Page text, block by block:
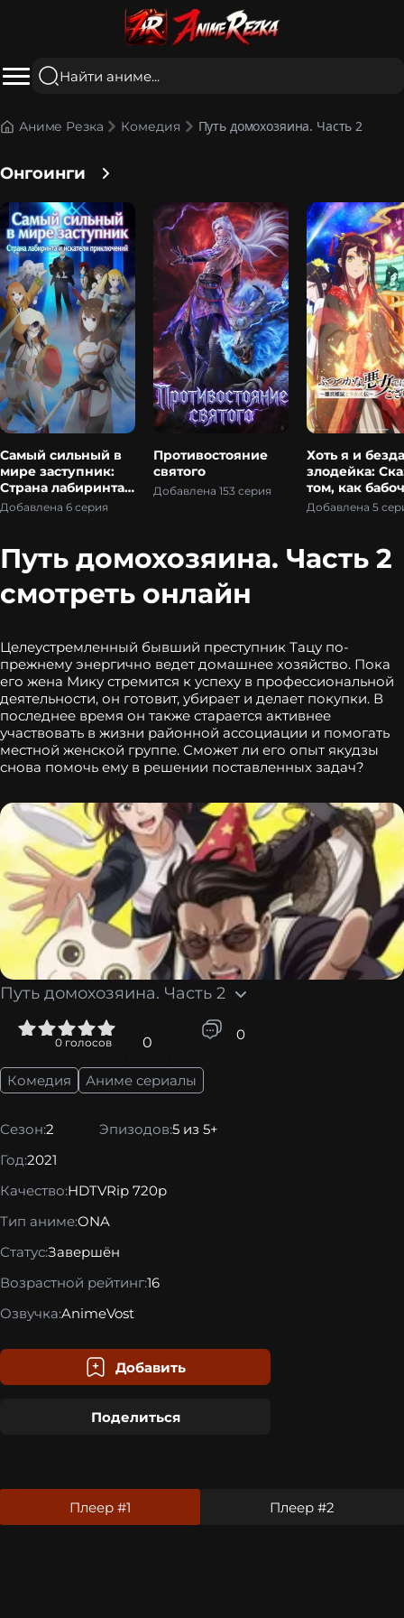
Аниме Резка Комедия Путь домохозяина. Часть 2
Онгоинги
Самый сильный в
мире заступник:
Страна лабиринта
и искатели
Добавлена 6 серия
Противостояние
святого
Добавлена 153 серия
Хоть я и
злодейка:
том, как
крыса
Добавлена 5
Путь домохозяина. Часть 2
смотреть онлайн
Целеустремленный бывший преступник Тацу по-
прежнему энергично ведет домашнее хозяйство. Пока
его жена Мику стремится к успеху в профессиональной
деятельности, он готовит, убирает и делает покупки. В
последнее время он также старается активнее
участвовать в жизни районной ассоциации и помогать
местной женской группе. Сможет ли его опыт якудзы
снова помочь ему в решении поставленных задач?
Путь домохозяина. Часть 2
0голосов 0 0
Комедия Аниме сериалы
Сезон:2 Эпизодов:5 из 5+
Год:2021
Качество:HDTVRip 720p
Тип аниме:ONA
Статус:Завершён
Возрастной рейтинг:16
Озвучка:AnimeVost
Добавить
Поделиться
Плеер #1 Плеер #2